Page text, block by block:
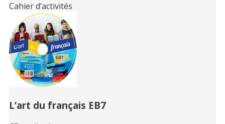
Cahier d’activités
L’art du français EB7